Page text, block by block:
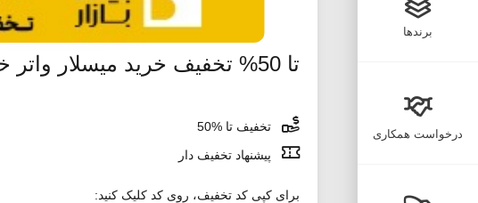
برندها
درخواست همکاری
تا 50% تخفیف خرید میسلار واتر خانومی
تخفیف تا %50
پیشنهاد تخفیف دار
برای کپی کد تخفیف، روی کد کلیک کنید: